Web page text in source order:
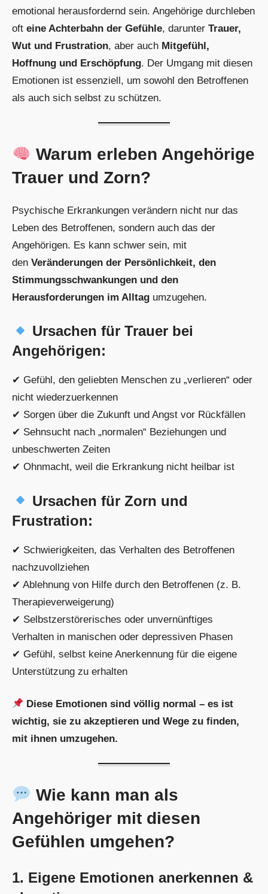
emotional herausfordernd sein. Angehörige durchleben
oft eine Achterbahn der Gefühle, darunter Trauer,
Wut und Frustration, aber auch Mitgefühl,
Hoffnung und Erschöpfung. Der Umgang mit diesen
Emotionen ist essenziell, um sowohl den Betroffenen
als auch sich selbst zu schützen.
Warum erleben Angehörige
Trauer und Zorn?
Psychische Erkrankungen verändern nicht nur das
Leben des Betroffenen, sondern auch das der
Angehörigen. Es kann schwer sein, mit
den Veränderungen der Persönlichkeit, den
Stimmungsschwankungen und den
Herausforderungen im Alltag umzugehen.
Ursachen für Trauer bei
Angehörigen:
✔ Gefühl, den geliebten Menschen zu „verlieren“ oder
nicht wiederzuerkennen
✔ Sorgen über die Zukunft und Angst vor Rückfällen
✔ Sehnsucht nach „normalen“ Beziehungen und
unbeschwerten Zeiten
✔ Ohnmacht, weil die Erkrankung nicht heilbar ist
Ursachen für Zorn und
Frustration:
✔ Schwierigkeiten, das Verhalten des Betroffenen
nachzuvollziehen
✔ Ablehnung von Hilfe durch den Betroffenen (z. B.
Therapieverweigerung)
✔ Selbstzerstörerisches oder unvernünftiges
Verhalten in manischen oder depressiven Phasen
✔ Gefühl, selbst keine Anerkennung für die eigene
Unterstützung zu erhalten
Diese Emotionen sind völlig normal – es ist
wichtig, sie zu akzeptieren und Wege zu finden,
mit ihnen umzugehen.
Wie kann man als
Angehöriger mit diesen
Gefühlen umgehen?
1. Eigene Emotionen anerkennen &